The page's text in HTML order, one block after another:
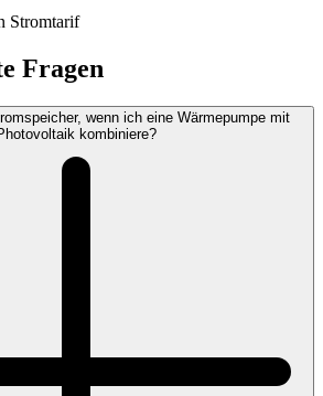
Stromtarif
Fragen
wenn ich eine Wärmepumpe mit
kombiniere?